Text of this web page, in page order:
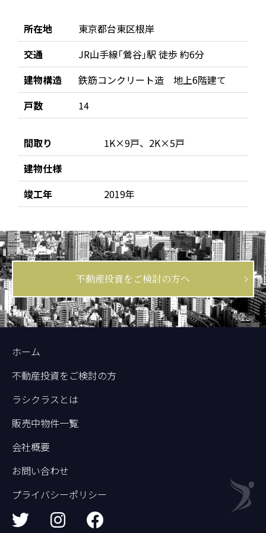
所在地
東京都台東区根岸
交通
JR山手線｢鶯谷｣駅 徒歩 約6分
建物構造
鉄筋コンクリート造 地上6階建て
戸数
14
間取り
1K×9戸、2K×5戸
建物仕様
竣工年
2019年
不動産投資をご検討の方へ
ホーム
不動産投資をご検討の方
ラシクラスとは
販売中物件一覧
会社概要
お問い合わせ
プライバシーポリシー